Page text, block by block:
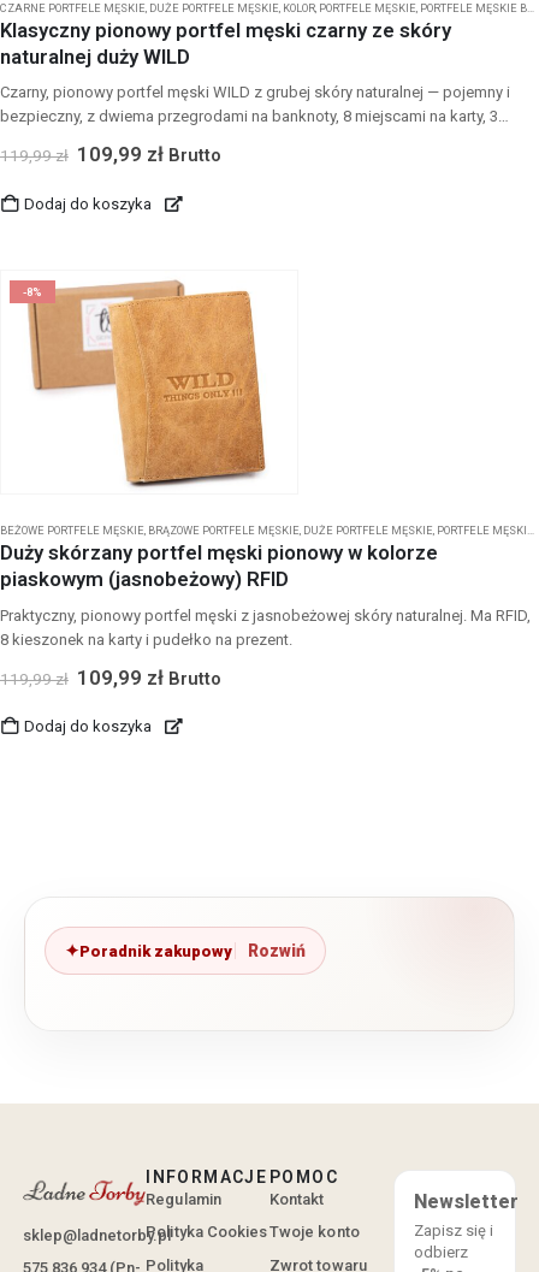
CZARNE PORTFELE MĘSKIE DUŻE PORTFELE MĘSKIE KOLOR PORTFELE MĘSKIE PORTFELE MĘSKIE BEZ ZAPIĘCIA
Klasyczny pionowy portfel męski czarny ze skóry
naturalnej duży WILD
Czarny, pionowy portfel męski WILD z grubej skóry naturalnej — pojemny i
bezpieczny, z dwiema przegrodami na banknoty, 8 miejscami na karty, 3
zabezpieczeniem RFID, w kompaktowych wymiarach 9,5×12,5×2,5 cm,
119,99zł 109,99 zł Brutto
Dodaj do koszyka
-8%
BEŻOWE PORTFELE MĘSKIE, BRĄZOWE PORTFELE MĘSKIE, DUŻE PORTFELE MĘSKIE, PORTFELE MĘSKIE
Duży skórzany portfel męski pionowy w kolorze
piaskowym (jasnobeżowy) RFID
Praktyczny, pionowy portfel męski z jasnobeżowej skóry naturalnej. Ma RFID,
8 kieszonek na karty i pudełko na prezent.
119,99zł 109,99 zł Brutto
Dodaj do koszyka
Poradnik zakupowy
sklep@ladnetorby.pl
575 836 934 (Pn-
INFORMACJE
Regulamin
Polityka Cookies
Polityka
POMOC
Kontakt
Twoje konto
Zwrot towaru
Newsletter
Zapisz się i
odbierz